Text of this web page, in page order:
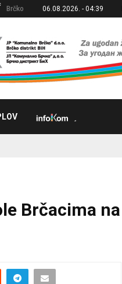
Brčko 06.08.2026. - 04:39
Brčacima na